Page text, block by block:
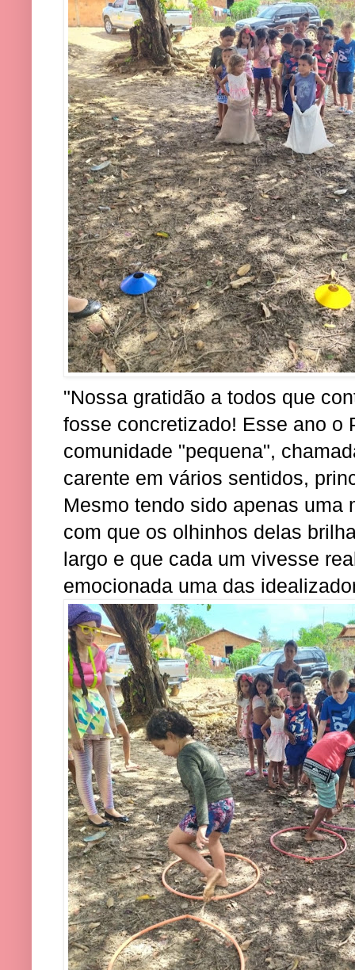
"Nossa gratidão a todos que
fosse concretizado! Esse ano o
comunidade "pequena",
carente em vários sentidos,
Mesmo tendo sido apenas uma
com que os olhinhos delas
largo e que cada um vivesse
emocionada uma das